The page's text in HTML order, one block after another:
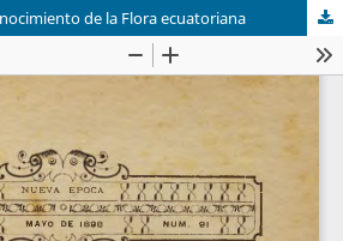
de la Flora ecuatoriana